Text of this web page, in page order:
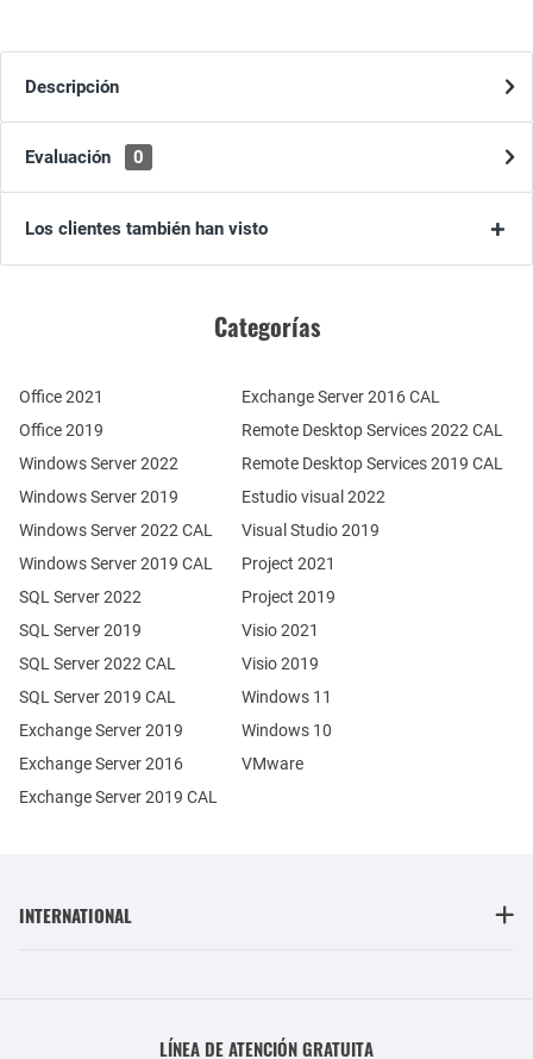
Descripción
Evaluación 0
Los clientes también han visto
Categorías
Office 2021
Office 2019
Windows Server 2022
Windows Server 2019
Exchange Server 2019
Exchange Server 2016
SQL Server 2022
SQL Server 2019
Windows Server 2022 CAL
Windows Server 2019 CAL
SQL Server 2022 CAL
SQL Server 2019 CAL
Remote Desktop Services 2022 CAL
Remote Desktop Services 2019 CAL
Exchange Server 2019 CAL
Exchange Server 2016 CAL
Estudio visual 2022
Visual Studio 2019
Project 2021
Project 2019
Visio 2021
Visio 2019
Windows 11
Windows 10
VMware
INTERNATIONAL
LÍNEA DE ATENCIÓN GRATUITA